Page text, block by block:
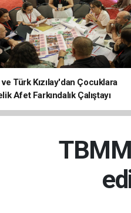
ve Türk Kızılay'dan Çocuklara
Afet Farkındalık Çalıştayı